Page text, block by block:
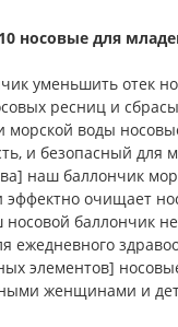
носовые для
уменьшить отек
ресниц и
воды
и безопасный для
наш баллончик
эффектно очищает
баллончик
ежедневного
элементов]
женщинами и